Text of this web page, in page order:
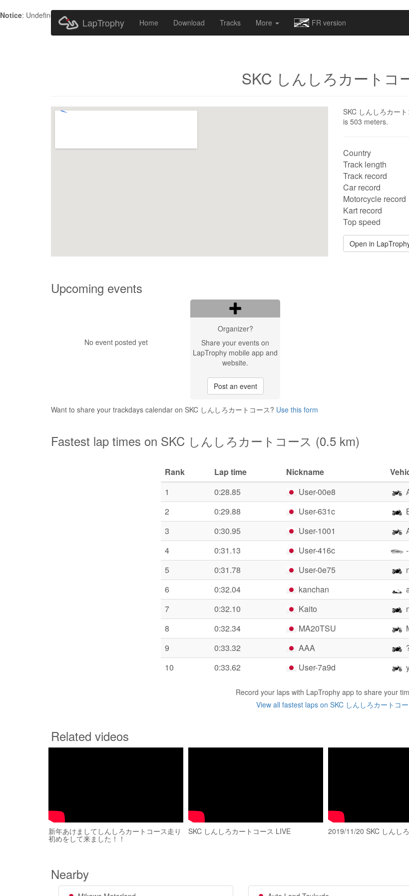
Notice: Undefined index: HTTP_ACCEPT_LANGUAGE in
LapTrophy Home Download Tracks More FR version
SKC しんしろカートコ
SKC しんしろカー
is 503 meters.
Country
Track length
Track record
Car record
Motorcycle record
Kart record
Top speed
Open in
Upcoming events
No event posted yet
Organizer?
Share your events on
LapTrophy mobile app and
website.
Post an event
Want to share your trackdays calendar on SKC しんしろカートコース? Use this form
Fastest lap times on SKC しんしろカートコース (0.5 km)
Rank Lap time Nickname
1
0:28.85 User-00e8
2
0:29.88 User-631c
3
0:30.95 User-1001
4
0:31.13 User-416c
-
5
0:31.78 User-0e75
6
0:32.04 kanchan
7
0:32.10 Kaito
8
0:32.34 MA20TSU
9
0:33.32 AAA
10
0:33.62 User-7a9d
Record your laps with LapTrophy app to share your
View all fastest laps on SKC しんしろカートコ
Related videos
新年あけましてしんしろカートコース走り
初めをして来ました！！
SKC しんしろカートコース LIVE 2019/11/20 SKC しんし
Nearby